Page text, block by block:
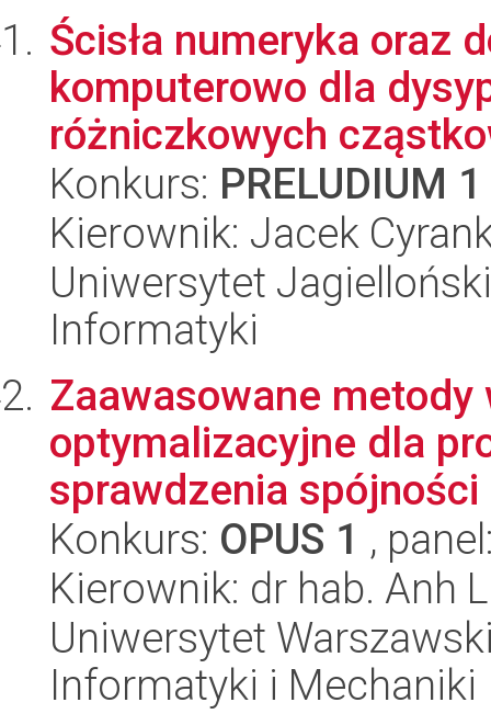
Ścisła numeryka oraz
komputerowo dla
różniczkowych
Konkurs: PRELUDIUM 1
Kierownik: Jacek
Uniwersytet
Informatyki
Zaawasowane
optymalizacyjne dla
sprawdzenia spójności
Konkurs: OPUS 1 ,
Kierownik: dr hab. Anh
Uniwersytet
Informatyki i Mechaniki